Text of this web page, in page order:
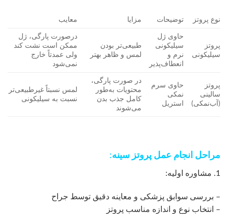
نوع پروتز توضیحات مزایا معایب
پروتز
سیلیکونی
حاوی ژل
سیلیکونی
نرم و
انعطاف‌پذیر
طبیعی‌تر بودن
لمس و ظاهر بهتر
درصورت پارگی، ژل
ممکن است نشت کند
ولی عمدتاً خارج
نمی‌شود
پروتز
سالینی
(آب‌نمکی)
حاوی سرم
نمکی
استریل
در صورت پارگی،
محتویات به‌طور
کامل جذب بدن
می‌شوند
لمس نسبتاً غیرطبیعی‌تر
نسبت به سیلیکونی
مراحل انجام عمل پروتز سینه:
1. مشاوره اولیه:
– بررسی سوابق پزشکی و معاینه دقیق توسط جراح
– انتخاب نوع و اندازه مناسب پروتز